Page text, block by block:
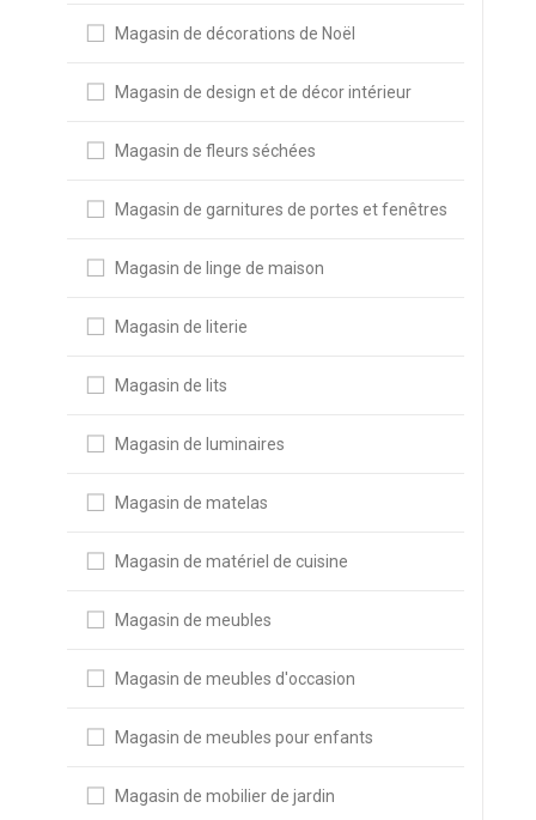
Magasin de décorations de Noël
Magasin de design et de décor intérieur
Magasin de fleurs séchées
Magasin de garnitures de portes et fenêtres
Magasin de linge de maison
Magasin de literie
Magasin de lits
Magasin de luminaires
Magasin de matelas
Magasin de matériel de cuisine
Magasin de meubles
Magasin de meubles d'occasion
Magasin de meubles pour enfants
Magasin de mobilier de jardin